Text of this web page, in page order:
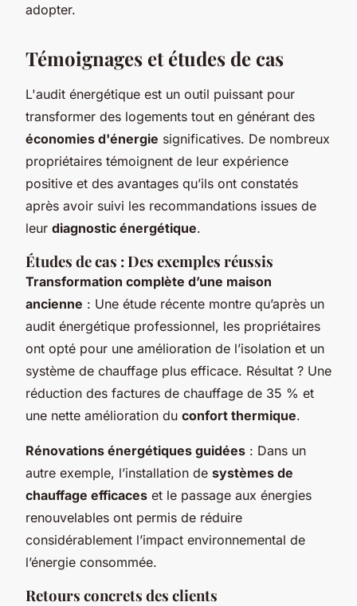
adopter.
Témoignages et études de cas
L'audit énergétique est un outil puissant pour
transformer des logements tout en générant des
économies d'énergie significatives. De nombreux
propriétaires témoignent de leur expérience
positive et des avantages qu’ils ont constatés
après avoir suivi les recommandations issues de
leur diagnostic énergétique.
Études de cas : Des exemples réussis
Transformation complète d’une maison
ancienne : Une étude récente montre qu’après un
audit énergétique professionnel, les propriétaires
ont opté pour une amélioration de l’isolation et un
système de chauffage plus efficace. Résultat ? Une
réduction des factures de chauffage de 35 % et
une nette amélioration du confort thermique.
Rénovations énergétiques guidées : Dans un
autre exemple, l’installation de systèmes de
chauffage efficaces et le passage aux énergies
renouvelables ont permis de réduire
considérablement l’impact environnemental de
l’énergie consommée.
Retours concrets des clients